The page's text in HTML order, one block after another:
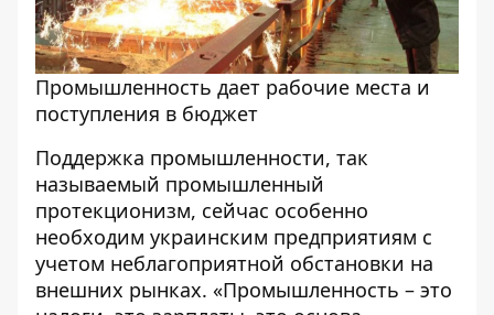
Промышленность дает рабочие места и
поступления в бюджет
Поддержка промышленности, так
называемый промышленный
протекционизм, сейчас особенно
необходим украинским предприятиям с
учетом неблагоприятной обстановки на
внешних рынках. «Промышленность – это